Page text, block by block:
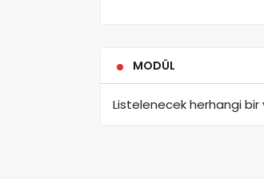
MODÜL
Listelenecek herhangi bir